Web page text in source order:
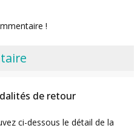
!
de retour
ci-dessous le détail de la